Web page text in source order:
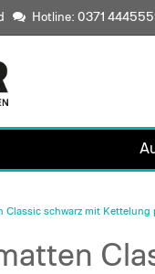
Hotline: 0371
Classic schwarz mit